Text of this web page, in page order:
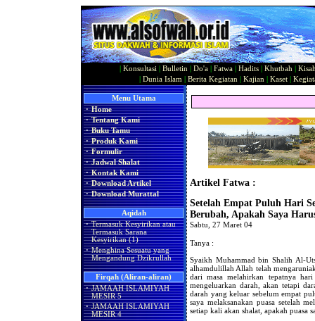
Konsultasi Bulletin Do'a Fatwa Hadits Khutbah
Dunia Islam Berita Kegiatan Kajian Kaset|
Menu Utama
· Home
· Tentang Kami
· Buku Tamu
· Produk Kami
· Formulir
· Jadwal Shalat
· Kontak Kami
· Download Artikel
· Download Murattal
Aqidah
· Termasuk Kesyirikan atau
Termasuk Sarana
Kesyirikan (1)
· Menghina Sesuatu yang
Mengandung Dzikrullah
Firqah (Aliran-aliran)
· JAMAAH ISLAMIYAH
MESIR 5
· JAMAAH ISLAMIYAH
MESIR 4
Artikel Fatwa :
Setelah Empat Puluh Hari
Berubah, Apakah Saya
Sabtu, 27 Maret 04
Tanya :
Syaikh Muhammad bin Shalih Al-
alhamdulillah Allah telah
dari masa melahirkan tepatnya
mengeluarkan darah, akan tetapi
darah yang keluar sebelum empat
saya melaksanakan puasa setelah
setiap kali akan shalat, apakah puasa